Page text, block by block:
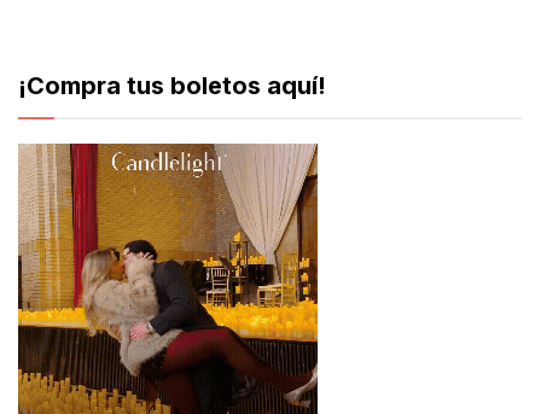
¡Compra tus boletos aquí!